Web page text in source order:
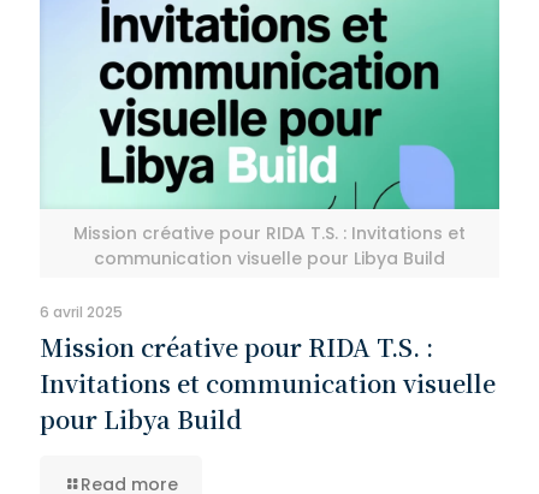
Mission créative pour RIDA T.S. : Invitations et
communication visuelle pour Libya Build
6 avril 2025
Mission créative pour RIDA T.S. :
Invitations et communication visuelle
pour Libya Build
Read more